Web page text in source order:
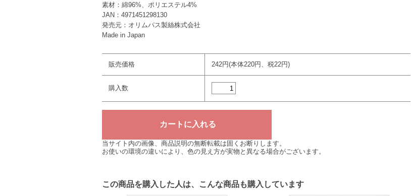
素材：綿96%、ポリエステル4%
JAN：4971451298130
発売元：オリムパス製絲株式会社
Made in Japan
販売価格 242円(本体220円、税22円)
購入数
当サイト内の画像、商品説明の無断転載は固くお断りします。
お使いの環境の違いにより、色の見え方が実物と異なる場合がございます。
この商品を購入した人は、こんな商品も購入しています